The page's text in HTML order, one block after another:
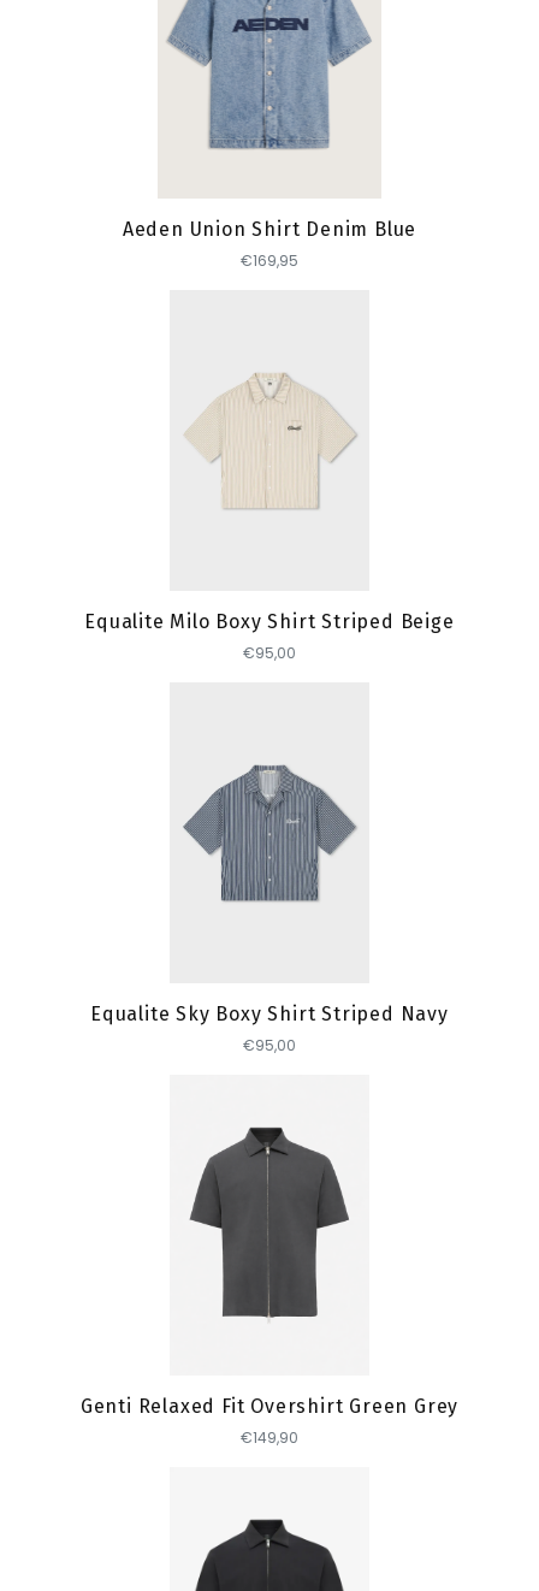
Aeden Union Shirt Denim Blue
€169,95
Equalite Milo Boxy Shirt Striped Beige
€95,00
Equalite Sky Boxy Shirt Striped Navy
€95,00
Genti Relaxed Fit Overshirt Green Grey
€149,90